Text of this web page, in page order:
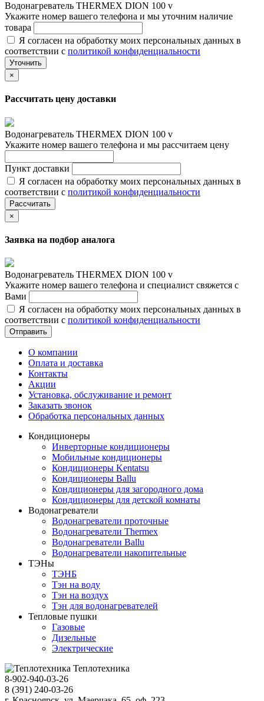
Водонагреватель THERMEX DION 100 v
Укажите номер вашего телефона и мы уточним наличие
товара
Я согласен на обработку моих персональных данных в
соответствии с политикой конфиденциальности
Уточнить
×
Рассчитать цену доставки
Водонагреватель THERMEX DION 100 v
Укажите номер вашего телефона и мы рассчитаем цену
Пункт доставки
Я согласен на обработку моих персональных данных в
соответствии с политикой конфиденциальности
Рассчитать
×
Заявка на подбор аналога
Водонагреватель THERMEX DION 100 v
Укажите номер вашего телефона и специалист свяжется с
Вами
Я согласен на обработку моих персональных данных в
соответствии с политикой конфиденциальности
Отправить
О компании
Оплата и доставка
Контакты
Акции
Установка, обслуживание и ремонт
Заказать звонок
Обработка персональных данных
Кондиционеры
Инверторные кондиционеры
Мобильные кондиционеры
Кондиционеры Kentatsu
Кондиционеры Ballu
Кондиционеры для загородного дома
Кондиционеры для детской комнаты
Водонагреватели
Водонагреватели проточные
Водонагреватели Thermex
Водонагреватели Ballu
Водонагреватели накопительные
ТЭНы
ТЭНБ
Тэн на воду
Тэн на воздух
Тэн для водонагревателей
Тепловые пушки
Газовые
Дизельные
Электрические
Теплотехника
8-902-940-03-26
8 (391) 240-03-26